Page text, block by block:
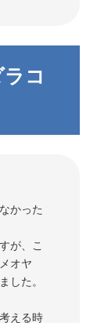
コ
かった
が、こ
オヤ
した。
える時